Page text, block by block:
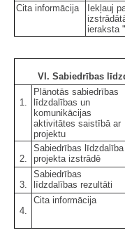
Cita informācija
Iekļauj
ieraksta
VI. Sabiedrības
1.
Plānotās sabiedrības
līdzdalības un
komunikācijas
aktivitātes saistībā ar
projektu
2.
Sabiedrības līdzdalība
projekta izstrādē
3.
Sabiedrības
līdzdalības rezultāti
4.
Cita informācija